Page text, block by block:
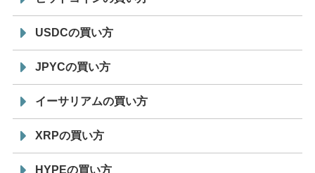
USDCの買い方
JPYCの買い方
イーサリアムの買い方
XRPの買い方
HYPEの買い方